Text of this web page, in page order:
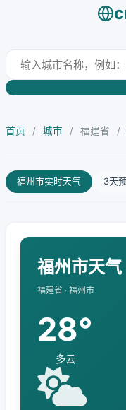
首页 / 城市 / 福建省 /
福州市实时天气 3天
福州市天
福建省 · 福州市
28°
多云